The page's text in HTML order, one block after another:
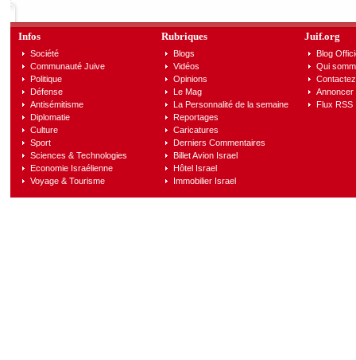
Infos
Société
Communauté Juive
Politique
Défense
Antisémitisme
Diplomatie
Culture
Sport
Sciences & Technologies
Economie Israélienne
Voyage & Tourisme
Rubriques
Blogs
Vidéos
Opinions
Le Mag
La Personnalité de la semaine
Reportages
Caricatures
Derniers Commentaires
Billet Avion Israel
Hôtel Israel
Immobilier Israel
Juif.org
Blog
Qui
Annoncer
Flux RSS